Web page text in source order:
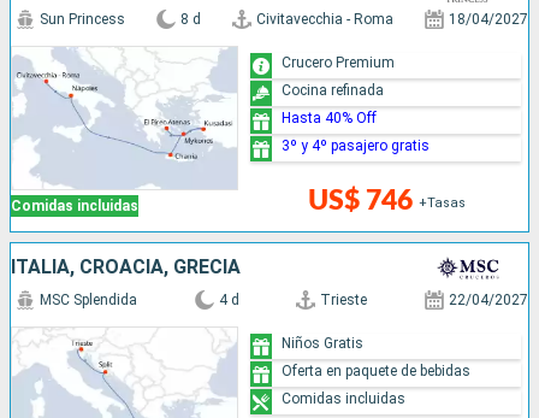
Comidas incluidas
Sun Princess 8 d Civitavecchia - Roma 18/04/2027
US$ 746 +Tasas
Crucero Premium
Cocina refinada
Hasta 40% Off
3º y 4º pasajero gratis
ITALIA, CROACIA, GRECIA
MSC Splendida 4 d Trieste 22/04/2027
Niños Gratis
Oferta en paquete de bebidas
Comidas incluidas